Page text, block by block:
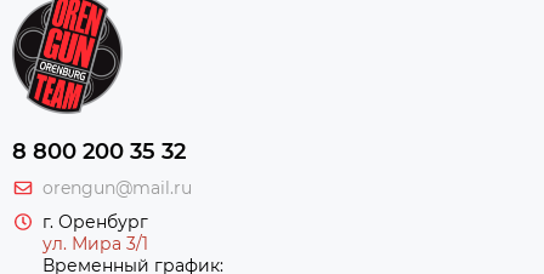
8 800 200 35 32
orengun@mail.ru
г. Оренбург
ул. Мира 3/1
Временный график: